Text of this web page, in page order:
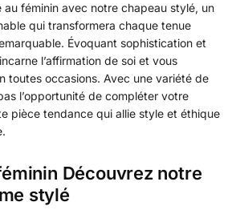
au féminin avec notre chapeau stylé, un
qui transformera chaque tenue
Évoquant sophistication et
l’affirmation de soi et vous
toutes occasions. Avec une variété de
l’opportunité de compléter votre
pièce tendance qui allie style et éthique
Découvrez notre
stylé